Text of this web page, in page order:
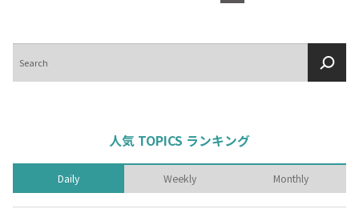
索
人気 TOPICS ランキング
Daily Weekly Monthly